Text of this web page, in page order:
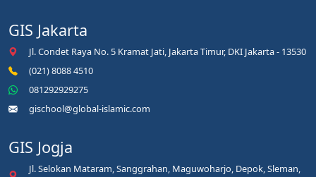
GIS Jakarta
Jl. Condet Raya No. 5 Kramat Jati, Jakarta Timur, DKI Jakarta - 13530
(021) 8088 4510
081292929275
gischool@global-islamic.com
GIS Jogja
Jl. Selokan Mataram, Sanggrahan, Maguwoharjo, Depok, Sleman,